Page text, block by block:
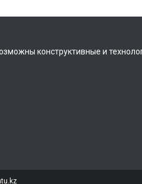
конструктивные и